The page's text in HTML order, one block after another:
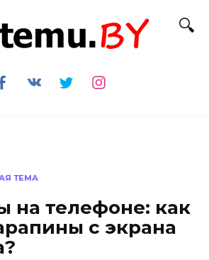
ТЕМА
на телефоне: как
с экрана